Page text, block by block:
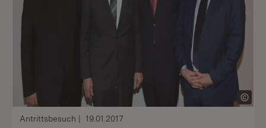
Antrittsbesuch 19.01.2017